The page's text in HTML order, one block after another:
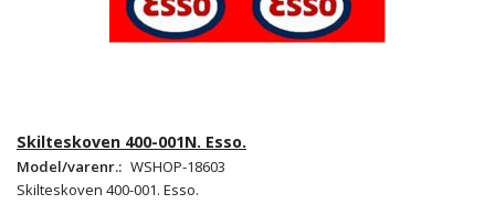
Skilteskoven 400-001N. Esso.
Model/varenr.: WSHOP-18603
Skilteskoven 400-001. Esso.